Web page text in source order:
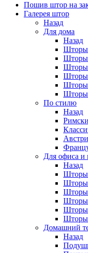
Пошив штор на
Галерея штор
Назад
Для дома
Назад
Шторы
Шторы
Шторы
Шторы
Шторы
Шторы
По стилю
Назад
Для офиса
Назад
Шторы
Шторы
Шторы
Шторы
Шторы
Шторы
Домашний
Назад